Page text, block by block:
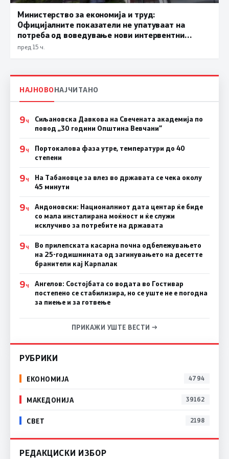
Министерство за економија и труд:
Официјалните показатели не упатуваат на
потреба од воведување нови интервентни
мерки, ценовните движења се стабилни
пред 15 ч.
НАЈНОВОНАЈЧИТАНО
9Ч
Сиљановска Давкова на Свечената академија по
повод „30 години Општина Вевчани“
9Ч
Портокалова фаза утре, температури до 40
степени
9Ч
На Табановце за влез во државата се чека околу
45 минути
9Ч
Андоновски: Националниот дата центар ќе биде
со мала инсталирана моќност и ќе служи
исклучиво за потребите на државата
9Ч
Во прилепската касарна почна одбележувањето
на 25-годишнината од загинувањето на десетте
бранители кај Карпалак
9Ч
Ангелов: Состојбата со водата во Гостивар
постепено се стабилизира, но се уште не е погодна
за пиење и за готвење
ПРИКАЖИ УШТЕ ВЕСТИ →
РУБРИКИ
ЕКОНОМИЈА 4794
МАКЕДОНИЈА 39162
СВЕТ 2198
РЕДАКЦИСКИ ИЗБОР